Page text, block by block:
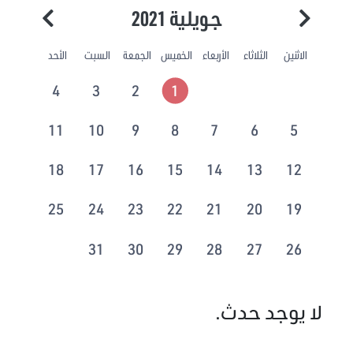
جويلية 2021
الاثنين الثلاثاء الأربعاء الخميس الجمعة السبت الأحد
1
2
3
4
5
6
7
8
9
10
11
12
13
14
15
16
17
18
19
20
21
22
23
24
25
26
27
28
29
30
31
لا يوجد حدث.